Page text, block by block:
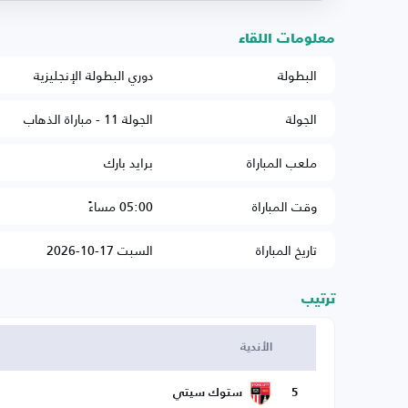
معلومات اللقاء
البطولة
دوري البطولة الإنجليزية
الجولة
الجولة 11 - مباراة الذهاب
ملعب المباراة
برايد بارك
وقت المباراة
05:00 مساءً
تاريخ المباراة
السبت 17-10-2026
ترتيب
الأندية
5 ستوك سيتي